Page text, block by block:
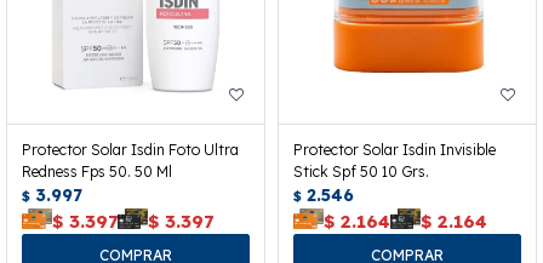
Protector Solar Isdin Foto Ultra
Redness Fps 50. 50 Ml
$ 3.997
$ 3.397 $ 3.397
Protector Solar Isdin Invisible
Stick Spf 50 10 Grs.
$ 2.546
$ 2.164 $ 2.164